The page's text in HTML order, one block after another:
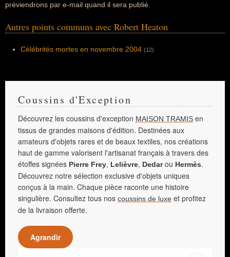
préviendrons par e-mail quand il sera publié.
Autres points communs avec Robert Heaton
Célébrités mortes en novembre 2004 (12)
Coussins d'Exception
Découvrez les coussins d'exception MAISON TRAMIS en
tissus de grandes maisons d'édition. Destinées aux
amateurs d'objets rares et de beaux textiles, nos créations
haut de gamme valorisent l'artisanat français à travers des
étoffes signées Pierre Frey, Lelièvre, Dedarou Hermès.
Découvrez notre sélection exclusive d'objets uniques
conçus à la main. Chaque pièce raconte une histoire
singulière. Consultez tous nos coussins de luxe et profitez
de la livraison offerte.
Agrandir